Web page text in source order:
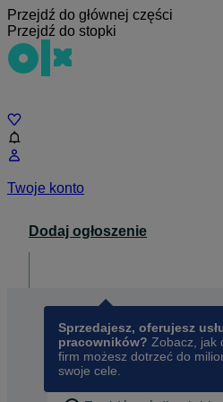
Przejdź do głównej części
Przejdź do stopki
Twoje konto
Dodaj ogłoszenie
Sprzedajesz, oferujesz
pracowników? Zobacz, jak
firm możesz dotrzeć do
swoje cele.